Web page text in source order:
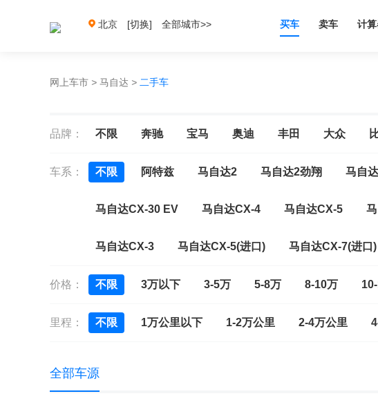
北京 [切换] 全部城市>> 买车 卖车 计
网上车市 > 马自达 > 二手车
品牌： 不限 奔驰 宝马 奥迪 丰田 大众
车系： 不限 阿特兹 马自达2 马自达2劲翔 马自
马自达CX-30 EV 马自达CX-4 马自达CX-5
马自达CX-3 马自达CX-5(进口) 马自达CX-7(进口)
价格： 不限 3万以下 3-5万 5-8万 8-10万
里程： 不限 1万公里以下 1-2万公里 2-4万公里
全部车源